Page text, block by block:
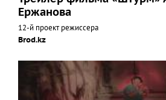
Ержанова
12-й проект режиссера
Brod.kz